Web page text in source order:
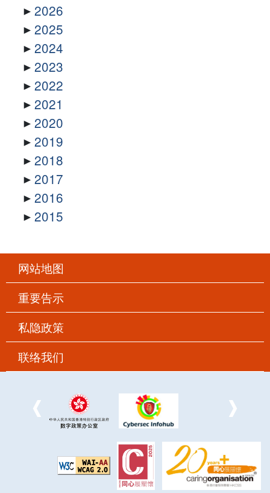
2026
2025
2024
2023
2022
2021
2020
2019
2018
2017
2016
2015
网站地图
重要告示
私隐政策
联络我们